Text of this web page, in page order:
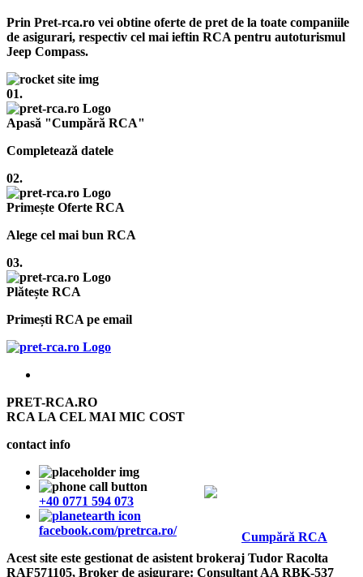
Prin Pret-rca.ro vei obtine oferte de pret de la toate companiile
de asigurari, respectiv cel mai ieftin RCA pentru autoturismul
Jeep Compass.
01.
Apasă "Cumpără RCA"
Completează datele
02.
Primește Oferte RCA
Alege cel mai bun RCA
03.
Plătește RCA
Primești RCA pe email
Cumpără RCA
PRET-RCA.RO
RCA LA CEL MAI MIC COST
contact info
+40 0771 594 073
facebook.com/pretrca.ro/
Acest site este gestionat de asistent brokeraj Tudor Racolta
RAF571105, Broker de asigurare: Consultant AA RBK-537